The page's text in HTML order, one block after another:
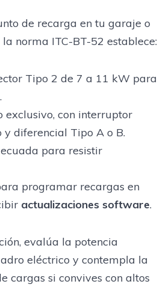
de recarga en tu garaje o
norma ITC-BT-52 establece:
Tipo 2 de 7 a 11 kW para
exclusivo, con interruptor
diferencial Tipo A o B.
para resistir
programar recargas en
actualizaciones software.
evalúa la potencia
eléctrico y contempla la
cargas si convives con altos